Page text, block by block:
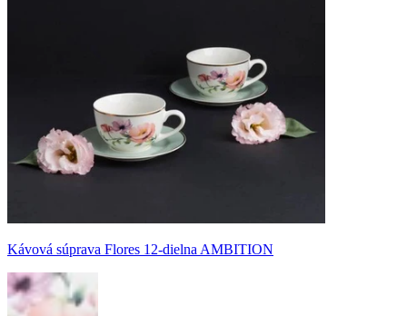
Kávová súprava Flores 12-dielna AMBITION